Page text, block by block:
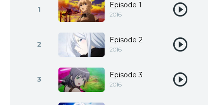
1 Episode 1
2016
2 Episode 2
2016
3 Episode 3
2016